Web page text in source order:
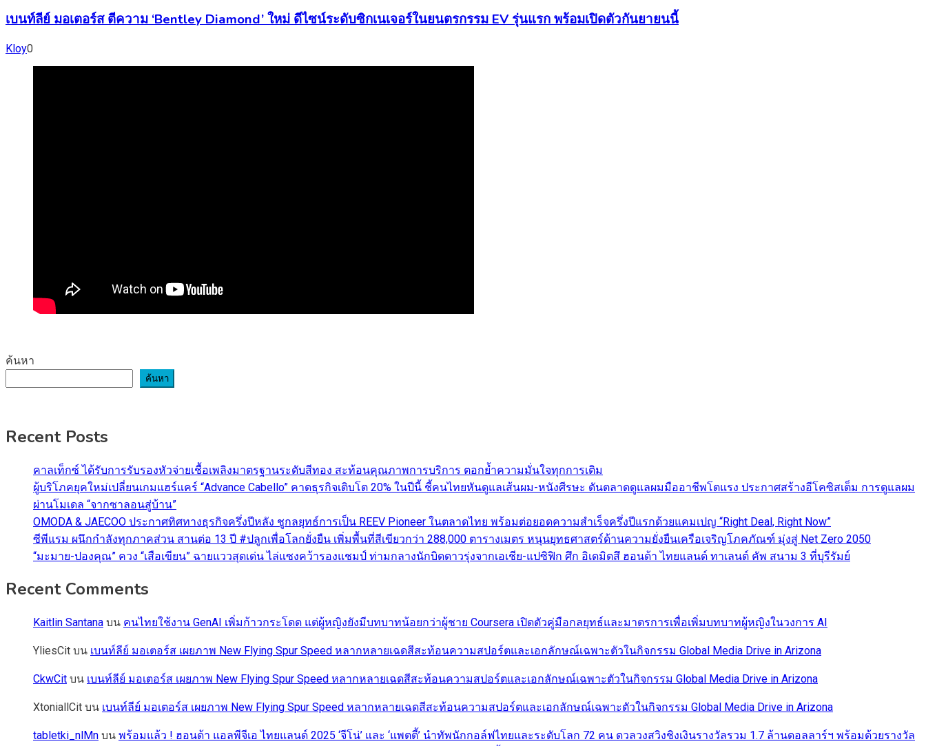
เบนท์ลีย์ มอเตอร์ส ตีความ ‘Bentley Diamond’ ใหม่ ดีไซน์ระดับซิกเนเจอร์ในยนตรกรรม EV รุ่นแรก พร้อมเปิดตัวกันยายนนี้
Kloy0
ค้นหา
ค้นหา
Recent Posts
คาลเท็กซ์ ได้รับการรับรองหัวจ่ายเชื้อเพลิงมาตรฐานระดับสีทอง สะท้อนคุณภาพการบริการ ตอกย้ำความมั่นใจทุกการเติม
ผู้บริโภคยุคใหม่เปลี่ยนเกมแฮร์แคร์ “Advance Cabello” คาดธุรกิจเติบโต 20% ในปีนี้ ชี้คนไทยหันดูแลเส้นผม-หนังศีรษะ ดันตลาดดูแลผมมืออาชีพโตแรง ประกาศสร้างอีโคซิสเต็ม การดูแลผม
ผ่านโมเดล “จากซาลอนสู่บ้าน”
OMODA & JAECOO ประกาศทิศทางธุรกิจครึ่งปีหลัง ชูกลยุทธ์การเป็น REEV Pioneer ในตลาดไทย พร้อมต่อยอดความสำเร็จครึ่งปีแรกด้วยแคมเปญ “Right Deal, Right Now”
ซีพีแรม ผนึกกำลังทุกภาคส่วน สานต่อ 13 ปี #ปลูกเพื่อโลกยั่งยืน เพิ่มพื้นที่สีเขียวกว่า 288,000 ตารางเมตร หนุนยุทธศาสตร์ด้านความยั่งยืนเครือเจริญโภคภัณฑ์ มุ่งสู่ Net Zero 2050
“มะมาย-ปองคุณ” ควง “เสือเขียน” ฉายแววสุดเด่น ไล่แซงคว้ารองแชมป์ ท่ามกลางนักบิดดาวรุ่งจากเอเชีย-แปซิฟิก ศึก อิเดมิตสึ ฮอนด้า ไทยแลนด์ ทาเลนต์ คัพ สนาม 3 ที่บุรีรัมย์
Recent Comments
Kaitlin Santana บน คนไทยใช้งาน GenAI เพิ่มก้าวกระโดด แต่ผู้หญิงยังมีบทบาทน้อยกว่าผู้ชาย Coursera เปิดตัวคู่มือกลยุทธ์และมาตรการเพื่อเพิ่มบทบาทผู้หญิงในวงการ AI
YliesCit บน เบนท์ลีย์ มอเตอร์ส เผยภาพ New Flying Spur Speed หลากหลายเฉดสีสะท้อนความสปอร์ตและเอกลักษณ์เฉพาะตัวในกิจกรรม Global Media Drive in Arizona
CkwCit บน เบนท์ลีย์ มอเตอร์ส เผยภาพ New Flying Spur Speed หลากหลายเฉดสีสะท้อนความสปอร์ตและเอกลักษณ์เฉพาะตัวในกิจกรรม Global Media Drive in Arizona
XtoniallCit บน เบนท์ลีย์ มอเตอร์ส เผยภาพ New Flying Spur Speed หลากหลายเฉดสีสะท้อนความสปอร์ตและเอกลักษณ์เฉพาะตัวในกิจกรรม Global Media Drive in Arizona
tabletki_nlMn บน พร้อมแล้ว ! ฮอนด้า แอลพีจีเอ ไทยแลนด์ 2025 ‘จีโน่’ และ ‘แพตตี้’ นำทัพนักกอล์ฟไทยและระดับโลก 72 คน ดวลวงสวิงชิงเงินรางวัลรวม 1.7 ล้านดอลลาร์ฯ พร้อมด้วยรางวัล